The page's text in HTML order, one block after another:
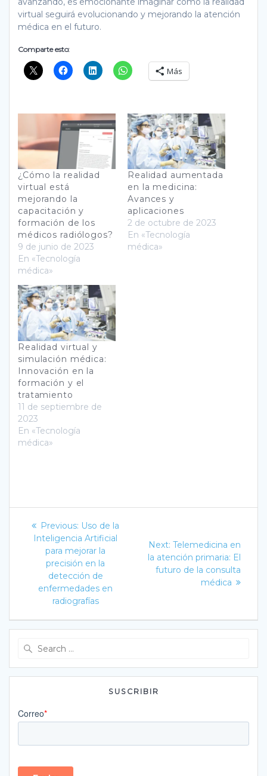
virtual seguirá evolucionando y mejorando la atención
médica en el futuro.
Comparte esto:
Más
¿Cómo la realidad
virtual está
mejorando la
capacitación y
formación de los
médicos radiólogos?
9 de junio de 2023
En «Tecnología
médica»
Realidad aumentada
en la medicina:
Avances y
aplicaciones
2 de octubre de 2023
En «Tecnología
médica»
Realidad virtual y
simulación médica:
Innovación en la
formación y el
tratamiento
11 de septiembre de
2023
En «Tecnología
médica»
Navegación
entradas
Previous: Previous
post:
Uso de la
Inteligencia Artificial
para mejorar la
precisión en la
detección de
enfermedades en
radiografías
Next: Next
post:
Telemedicina en
la atención primaria: El
futuro de la consulta
médica
SUSCRIBIR